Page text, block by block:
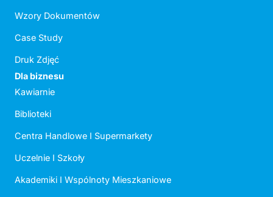
Wzory Dokumentów
Case Study
Druk Zdjęć
Dla biznesu
Kawiarnie
Biblioteki
Centra Handlowe I Supermarkety
Uczelnie I Szkoły
Akademiki I Wspólnoty Mieszkaniowe